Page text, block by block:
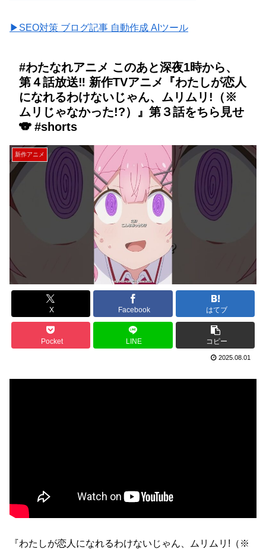
▶SEO対策 ブログ記事 自動作成 AIツール
#わたなれアニメ このあと深夜1時から、
第４話放送‼️ 新作TVアニメ『わたしが恋人
になれるわけないじゃん、ムリムリ!（※
ムリじゃなかった!?）』第３話をちら見せ
🐨 #shorts
新作アニメ
X Facebook はてブ
Pocket LINE コピー
2025.08.01
『わたしが恋人になれるわけないじゃん、ムリムリ!（※